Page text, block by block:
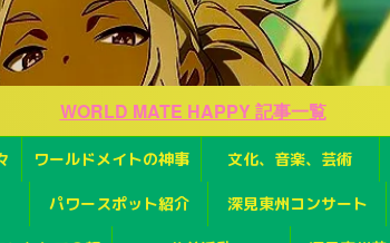
WORLD MATE HAPPY 記事一覧
ワールドメイトの神事 文化、音楽、芸術
パワースポット紹介 深見東州コンサート